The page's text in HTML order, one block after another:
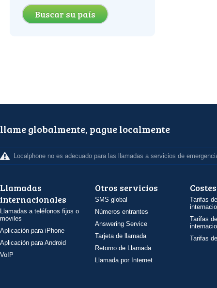
Buscar su país
llame globalmente, pague localmente
Localphone no es adecuado para las llamadas a servicios de
Llamadas
internacionales
Llamadas a teléfonos fijos o
móviles
Aplicación para iPhone
Aplicación para Android
VoIP
Otros servicios
SMS global
Números entrantes
Answering Service
Tarjeta de llamada
Retorno de Llamada
Llamada por Internet
Costes
Tarifas
Tarifas
Tarifas